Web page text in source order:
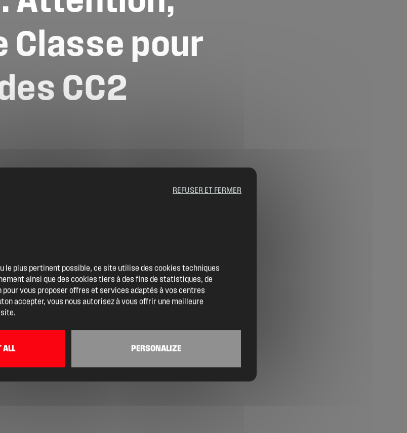
Location de salles
Trouver un artisan
Devenir adhérent
Espace adhérent
Billetterie
Classe pour
CC2
le plus pertinent possible, ce site utilise des cookies techniques
ainsi que des cookies tiers à des fins de statistiques, de
vous proposer offres et services adaptés à vos centres
accepter, vous nous autorisez à vous offrir une meilleure
ALL
REFUSER ET FERMER
PERSONALIZE